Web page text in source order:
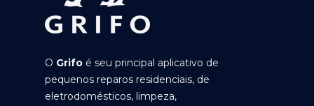
O Grifo é seu principal aplicativo de
pequenos reparos residenciais, de
eletrodomésticos, limpeza,